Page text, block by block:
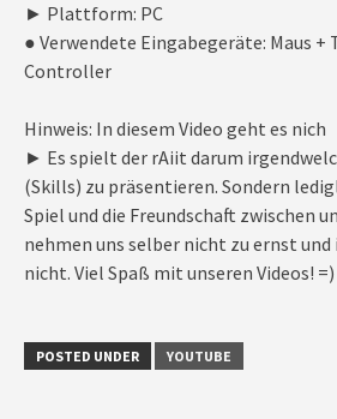
► Plattform: PC
● Verwendete Eingabegeräte: Maus +
Controller
Hinweis: In diesem Video geht es nich
► Es spielt der rAiit darum
(Skills) zu präsentieren. Sondern
Spiel und die Freundschaft zwischen
nehmen uns selber nicht zu ernst
nicht. Viel Spaß mit unseren Videos! =)
POSTED UNDER YOUTUBE